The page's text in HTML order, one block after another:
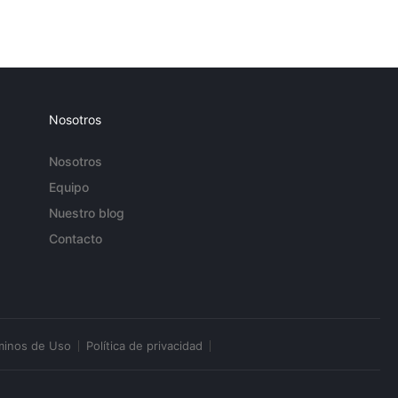
Nosotros
Nosotros
Equipo
Nuestro blog
Contacto
de Uso Política de privacidad